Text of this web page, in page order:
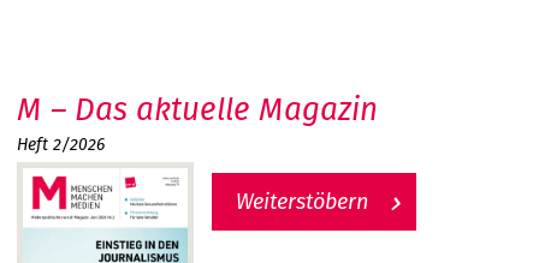
M – Das aktuelle Magazin
Heft 2/2026
Weiterstöbern